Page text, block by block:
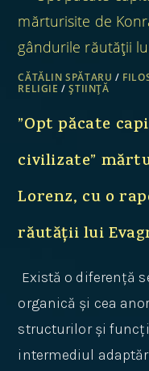
CĂTĂLIN SPĂTARU /
RELIGIE /ȘTIINȚĂ
”Opt păcate
civilizate”
Lorenz, cu o
răutății lui
Există o diferență
organică și cea
structurilor și
intermediul